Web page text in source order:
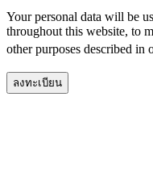
Your personal data will be
throughout this website, to
other purposes described in
ลงทะเบียน